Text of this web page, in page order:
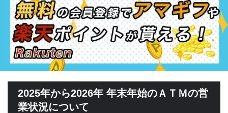
2025年から2026年 年末年始のＡＴＭの営
業状況について